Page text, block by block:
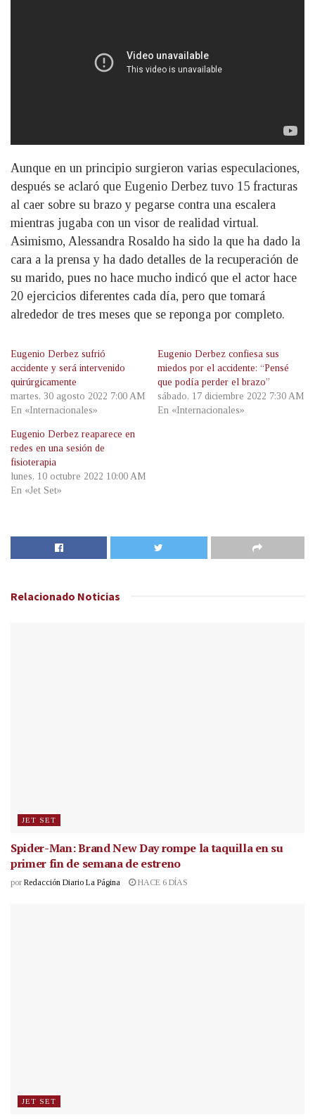
Aunque en un principio surgieron varias especulaciones,
después se aclaró que Eugenio Derbez tuvo 15 fracturas
al caer sobre su brazo y pegarse contra una escalera
mientras jugaba con un visor de realidad virtual.
Asimismo, Alessandra Rosaldo ha sido la que ha dado la
cara a la prensa y ha dado detalles de la recuperación de
su marido, pues no hace mucho indicó que el actor hace
20 ejercicios diferentes cada día, pero que tomará
alrededor de tres meses que se reponga por completo.
Eugenio Derbez sufrió
accidente y será intervenido
quirúrgicamente
martes, 30 agosto 2022 7:00 AM
En «Internacionales»
Eugenio Derbez confiesa sus
miedos por el accidente: “Pensé
que podía perder el brazo”
sábado, 17 diciembre 2022 7:30 AM
En «Internacionales»
Eugenio Derbez reaparece en
redes en una sesión de
fisioterapia
lunes, 10 octubre 2022 10:00 AM
En «Jet Set»
Relacionado Noticias
JET SET
Spider-Man: Brand New Day rompe la taquilla en su
primer fin de semana de estreno
por Redacción Diario La Página HACE 6 DÍAS
JET SET